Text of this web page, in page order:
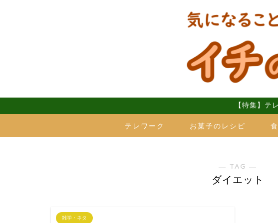
【特集】テ
テレワーク お菓子のレシピ
― TAG ―
ダイエット
雑学・ネタ